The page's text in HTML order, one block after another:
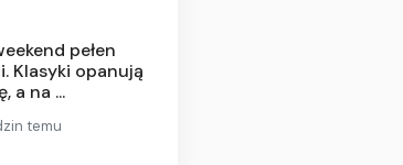
pełen
Klasyki opanują
a na ...
temu